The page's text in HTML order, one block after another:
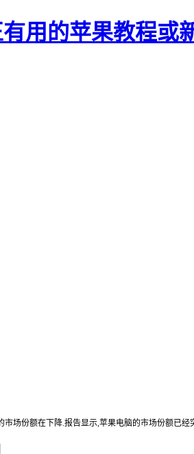
用的苹果教程或
场份额在下降.报告显示,苹果电脑的市场份额已